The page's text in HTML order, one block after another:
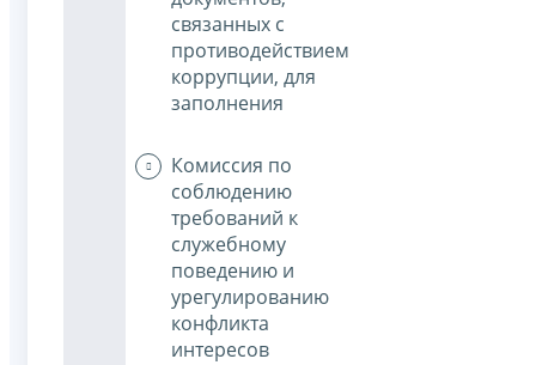
связанных с
противодействием
коррупции, для
заполнения
Комиссия по
соблюдению
требований к
служебному
поведению и
урегулированию
конфликта
интересов